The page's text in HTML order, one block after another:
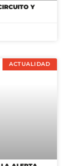
Y
ACTUALIDAD